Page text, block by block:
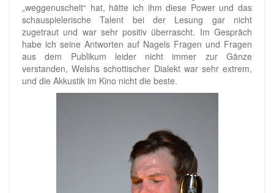
„weggenuschelt“ hat, hätte ich ihm diese Power und das
schauspielerische Talent bei der Lesung gar nicht
zugetraut und war sehr positiv überrascht. Im Gespräch
habe ich seine Antworten auf Nagels Fragen und Fragen
aus dem Publikum leider nicht immer zur Gänze
verstanden, Welshs schottischer Dialekt war sehr extrem,
und die Akkustik im Kino nicht die beste.